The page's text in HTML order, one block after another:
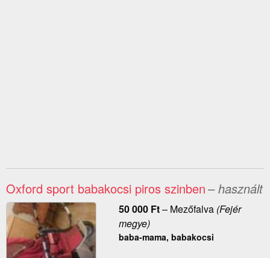
Oxford sport babakocsi piros szinben– használt
50 000 Ft– Mezőfalva(Fejér
megye)
baba-mama, babakocsi